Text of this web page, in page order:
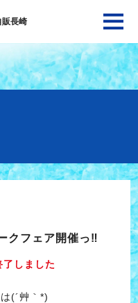
販長崎
クフェア開催っ‼
しました
(´艸｀*)